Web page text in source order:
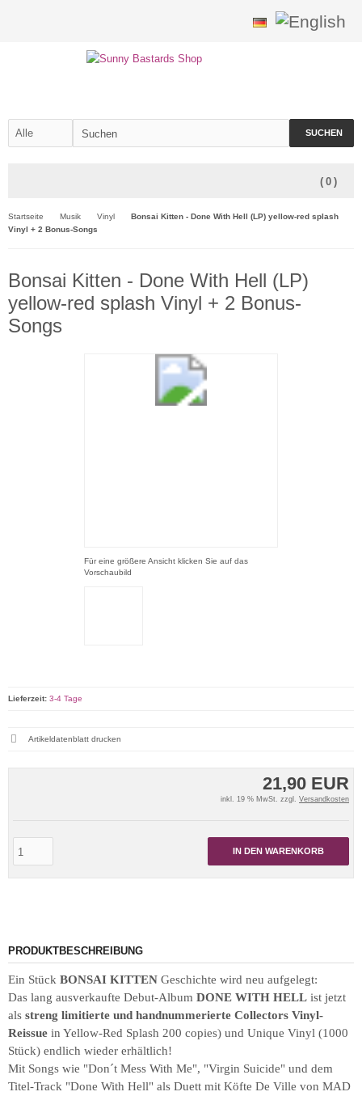
SUCHEN
( 0 )
Startseite Musik Vinyl
Bonsai Kitten - Done With Hell (LP) yellow-red splash
Vinyl + 2 Bonus-Songs
Bonsai Kitten - Done With Hell (LP)
yellow-red splash Vinyl + 2 Bonus-
Songs
Für eine größere Ansicht klicken Sie auf das
Vorschaubild
21,90 EUR
inkl. 19 % MwSt. zzgl. Versandkosten
IN DEN WARENKORB
Lieferzeit: 3-4 Tage
Artikeldatenblatt drucken
PRODUKTBESCHREIBUNG
Ein Stück BONSAI KITTEN Geschichte wird neu aufgelegt:
Das lang ausverkaufte Debut-Album DONE WITH HELL ist jetzt
als streng limitierte und handnummerierte Collectors Vinyl-
Reissue in Yellow-Red Splash 200 copies) und Unique Vinyl (1000
Stück) endlich wieder erhältlich!
Mit Songs wie "Don´t Mess With Me", "Virgin Suicide" und dem
Titel-Track "Done With Hell" als Duett mit Köfte De Ville von MAD